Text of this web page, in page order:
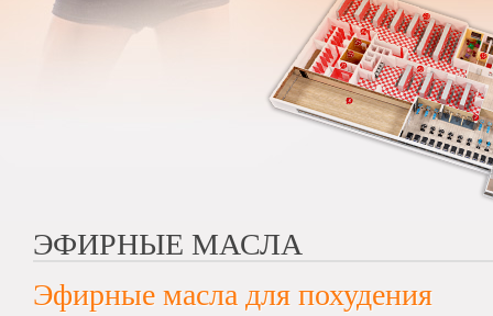
ЭФИРНЫЕ МАСЛА
Эфирные масла для похудения